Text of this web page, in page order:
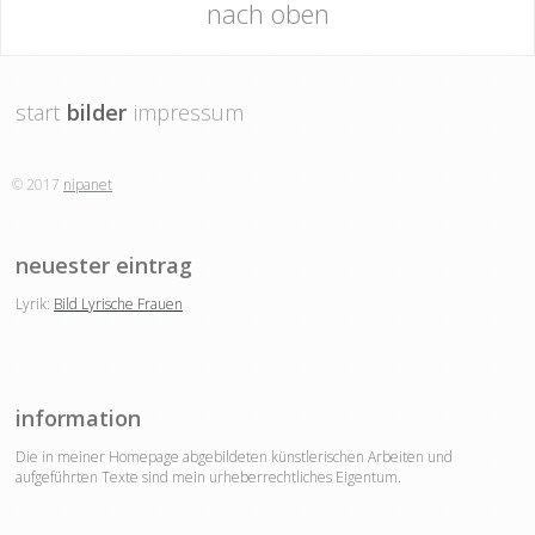
nach oben
start bilder impressum
© 2017 nipanet
neuester eintrag
Lyrik: Bild Lyrische Frauen
information
Die in meiner Homepage abgebildeten künstlerischen Arbeiten und
aufgeführten Texte sind mein urheberrechtliches Eigentum.